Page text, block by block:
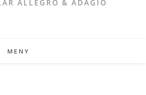
ALLEGRO & ADAGIO
MENY